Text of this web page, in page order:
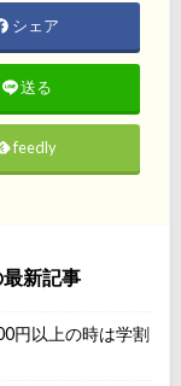
シェア
送る
feedly
最新記事
円以上の時は学割